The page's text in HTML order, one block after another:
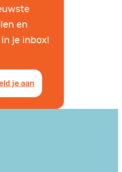
en
in je inbox!
je aan